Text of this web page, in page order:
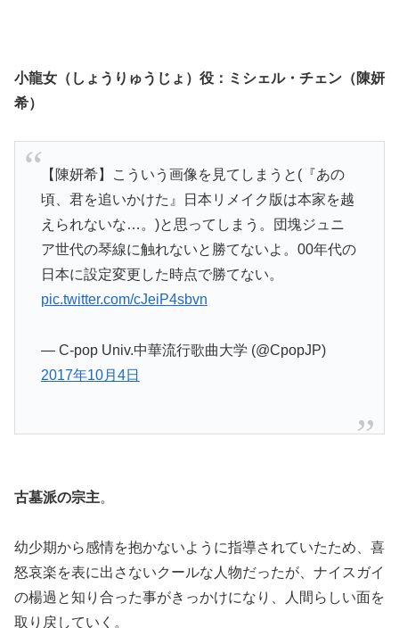
小龍女（しょうりゅうじょ）役：ミシェル・チェン（陳妍
希）
【陳妍希】こういう画像を見てしまうと(『あの
頃、君を追いかけた』日本リメイク版は本家を越
えられないな…。)と思ってしまう。団塊ジュニ
ア世代の琴線に触れないと勝てないよ。00年代の
日本に設定変更した時点で勝てない。
pic.twitter.com/cJeiP4sbvn
— C-pop Univ.中華流行歌曲大学 (@CpopJP)
2017年10月4日
古墓派の宗主。
幼少期から感情を抱かないように指導されていたため、喜
怒哀楽を表に出さないクールな人物だったが、ナイスガイ
の楊過と知り合った事がきっかけになり、人間らしい面を
取り戻していく。